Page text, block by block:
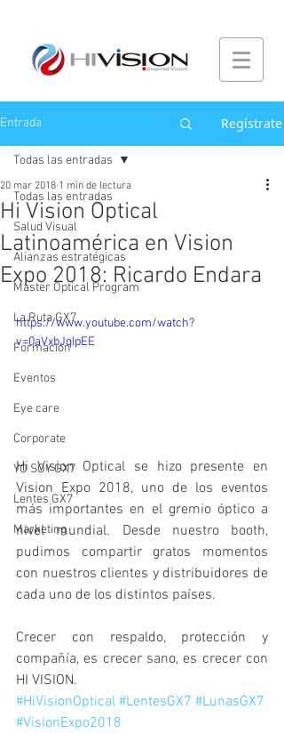
Entrada Regístrate
Todas las entradas
Salud Visual
Alianzas estratégicas
Master Optical Program
La Ruta GX7
Formación
Eventos
Eye care
Corporate
YO SOY GX7
Lentes GX7
Marketing
Todas las entradas
Hi Vision Optical
Latinoamérica en Vision
Expo 2018: Ricardo Endara
20 mar 2018 1 min de lectura
https://www.youtube.com/watch?
v=0aVxbJqIpEE
Hi Vision Optical se hizo presente en
Vision Expo 2018, uno de los eventos
más importantes en el gremio óptico a
nivel mundial. Desde nuestro booth,
pudimos compartir gratos momentos
con nuestros clientes y distribuidores de
cada uno de los distintos países.
Crecer con respaldo, protección y
compañía, es crecer sano, es crecer con
HI VISION.
#HiVisionOptical #LentesGX7 #LunasGX7
#VisionExpo2018